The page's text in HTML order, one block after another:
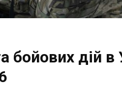
бойових дій в